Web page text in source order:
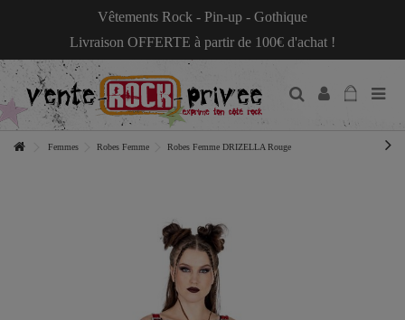
Vêtements Rock - Pin-up - Gothique
Livraison OFFERTE à partir de 100€ d'achat !
Femmes Robes Femme Robes Femme DRIZELLA Rouge